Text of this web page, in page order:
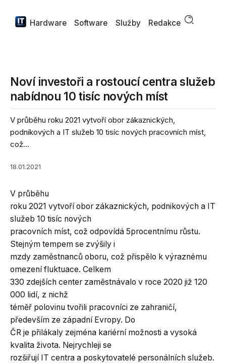
Hardware Software Služby Redakce
Noví investoři a rostoucí centra služeb
nabídnou 10 tisíc nových míst
V průběhu roku 2021 vytvoří obor zákaznických,
podnikových a IT služeb 10 tisíc nových pracovních míst,
což...
18.01.2021
V průběhu
roku 2021 vytvoří obor zákaznických, podnikových a IT
služeb 10 tisíc nových
pracovních míst, což odpovídá 5procentnímu růstu.
Stejným tempem se zvýšily i
mzdy zaměstnanců oboru, což přispělo k výraznému
omezení fluktuace. Celkem
330 zdejších center zaměstnávalo v roce 2020 již 120
000 lidí, z nichž
téměř polovinu tvořili pracovníci ze zahraničí,
především ze západní Evropy. Do
ČR je přilákaly zejména kariérní možnosti a vysoká
kvalita života. Nejrychleji se
rozšiřují IT centra a poskytovatelé personálních služeb.